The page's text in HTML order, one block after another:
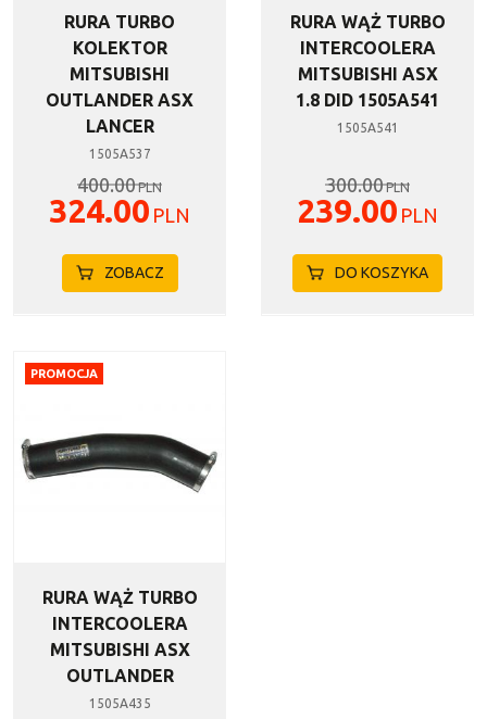
RURA TURBO
KOLEKTOR
MITSUBISHI
OUTLANDER ASX
LANCER
1505A537
400.00PLN
324.00 PLN
ZOBACZ
RURA WĄŻ TURBO
INTERCOOLERA
MITSUBISHI ASX
1.8 DID 1505A541
1505A541
300.00PLN
239.00 PLN
DO KOSZYKA
PROMOCJA
RURA WĄŻ TURBO
INTERCOOLERA
MITSUBISHI ASX
OUTLANDER
1505A435